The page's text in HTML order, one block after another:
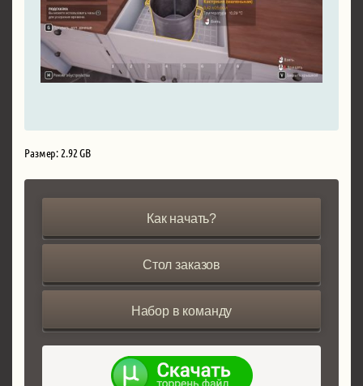
Размер: 2.92 GB
Как начать?
Стол заказов
Набор в команду